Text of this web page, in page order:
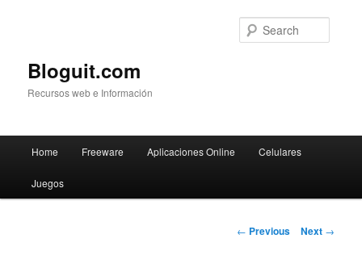
Bloguit.com
Recursos web e Información
Skip
to
Home Freeware Aplicaciones Online Celulares
Juegos
Post
← Previous Next →